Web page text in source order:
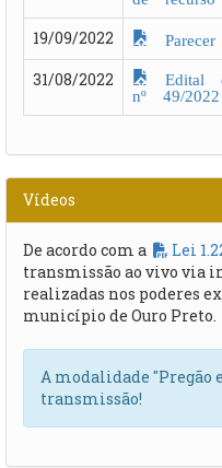
19/09/2022
31/08/2022
Edital
nº 49/2022
Vídeos
De acordo com a Lei
transmissão ao vivo via
realizadas nos poderes
município de Ouro Preto.
A modalidade "Pregão
transmissão!